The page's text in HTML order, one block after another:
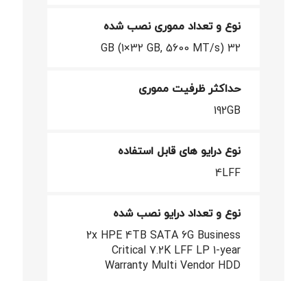
نوع و تعداد مموری نصب شده
32 GB (1×32 GB, 5600 MT/s)
حداکثر ظرفیت مموری
192GB
نوع درایو های قابل استفاده
4LFF
نوع و تعداد درایو نصب شده
2x HPE 4TB SATA 6G Business
Critical 7.2K LFF LP 1-year
Warranty Multi Vendor HDD